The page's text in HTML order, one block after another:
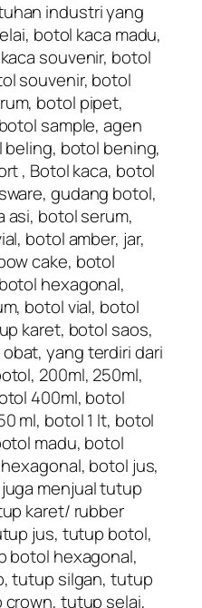
industri yang
botol kaca madu,
souvenir, botol
souvenir, botol
botol pipet,
sample, agen
botol bening,
, Botol kaca, botol
gudang botol,
asi, botol serum,
botol amber, jar,
cake, botol
hexagonal,
botol vial, botol
karet, botol saos,
yang terdiri dari
200ml, 250ml,
400ml, botol
ml, botol 1 lt, botol
madu, botol
botol jus,
menjual tutup
karet/ rubber
jus, tutup botol,
botol hexagonal,
tutup silgan, tutup
tutup selai,